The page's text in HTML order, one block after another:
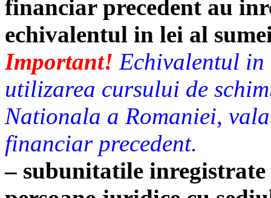
financiar precedent au
echivalentul in lei al
Important! Echivalentul in
utilizarea cursului de
Nationala a Romaniei,
financiar precedent.
– subunitatile